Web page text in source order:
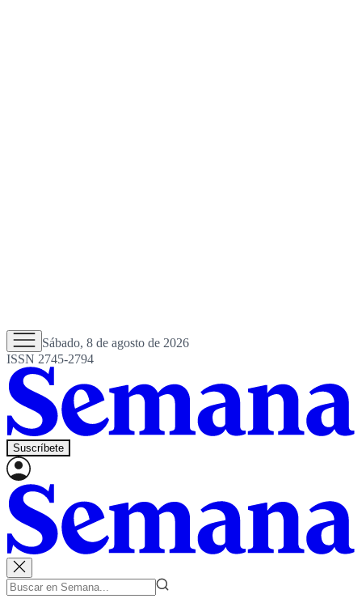
Sábado, 8 de agosto de 2026
ISSN 2745-2794
Suscríbete